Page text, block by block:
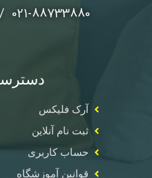
021-88733880 /// 021-88730621
آرک فلیکس
ثبت نام آنلاین
حساب کاربری
قوانین آموزشگاه